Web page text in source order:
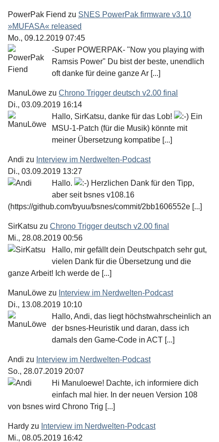
PowerPak Fiend zu SNES PowerPak firmware v3.10
»MUFASA« released
Mo., 09.12.2019 07:45
-Super POWERPAK- "Now you playing with
Ramsis Power" Du bist der beste, unendlich
oft danke für deine ganze Ar [...]
ManuLöwe zu Chrono Trigger deutsch v2.00 final
Di., 03.09.2019 16:14
Hallo, SirKatsu, danke für das Lob!
Ein
MSU-1-Patch (für die Musik) könnte mit
meiner Übersetzung kompatibe [...]
Andi zu Interview im Nerdwelten-Podcast
Di., 03.09.2019 13:27
Hallo.
Herzlichen Dank für den Tipp,
aber seit bsnes v108.16
(https://github.com/byuu/bsnes/commit/2bb1606552e [...]
SirKatsu zu Chrono Trigger deutsch v2.00 final
Mi., 28.08.2019 00:56
Hallo, mir gefällt dein Deutschpatch sehr gut,
vielen Dank für die Übersetzung und die
ganze Arbeit! Ich werde de [...]
ManuLöwe zu Interview im Nerdwelten-Podcast
Di., 13.08.2019 10:10
Hallo, Andi, das liegt höchstwahrscheinlich an
der bsnes-Heuristik und daran, dass ich
damals den Game-Code in ACT [...]
Andi zu Interview im Nerdwelten-Podcast
So., 28.07.2019 20:07
Hi Manuloewe! Dachte, ich informiere dich
einfach mal hier. In der neuen Version 108
von bsnes wird Chrono Trig [...]
Hardy zu Interview im Nerdwelten-Podcast
Mi., 08.05.2019 16:42